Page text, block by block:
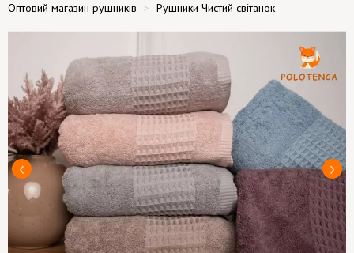
Оптовий магазин рушників Рушники Чистий світанок